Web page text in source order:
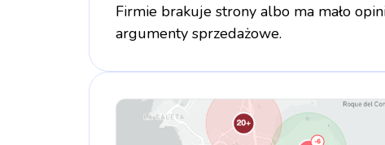
Firmie brakuje strony albo ma mało
argumenty sprzedażowe.